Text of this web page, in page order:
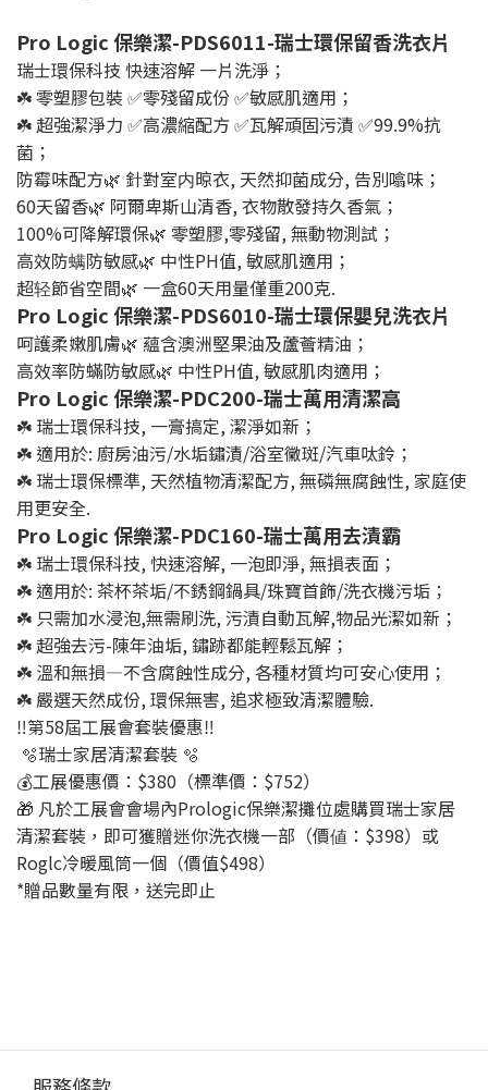
Pro Logic 保樂潔-PDS6011-瑞士環保留香洗衣片
瑞士環保科技 快速溶解 一片洗淨；
☘️ 零塑膠包裝 ✅零殘留成份 ✅敏感肌適用；
☘️ 超強潔淨力 ✅高濃縮配方 ✅瓦解頑固污漬 ✅99.9%抗
菌；
防霉味配方🌿 針對室内晾衣, 天然抑菌成分, 告別噏味；
60天留香🌿 阿爾卑斯山清香, 衣物散發持久香氣；
100%可降解環保🌿 零塑膠,零殘留, 無動物測試；
高效防螨防敏感🌿 中性PH值, 敏感肌適用；
超轻節省空間🌿 一盒60天用量僅重200克.
Pro Logic 保樂潔-PDS6010-瑞士環保嬰兒洗衣片
呵護柔嫩肌膚🌿 蘊含澳洲堅果油及蘆薈精油；
高效率防蟎防敏感🌿 中性PH值, 敏感肌肉適用；
Pro Logic 保樂潔-PDC200-瑞士萬用清潔高
☘️ 瑞士環保科技, 一膏搞定, 潔淨如新；
☘️ 適用於: 廚房油污/水垢鏽漬/浴室黴斑/汽車呔鈴；
☘️ 瑞士環保標準, 天然植物清潔配方, 無磷無腐蝕性, 家庭使
用更安全.
Pro Logic 保樂潔-PDC160-瑞士萬用去漬霸
☘️ 瑞士環保科技, 快速溶解, 一泡即淨, 無損表面；
☘️ 適用於: 茶杯茶垢/不銹鋼鍋具/珠寶首飾/洗衣機污垢；
☘️ 只需加水浸泡,無需刷洗, 污漬自動瓦解,物品光潔如新；
☘️ 超強去污-陳年油垢, 鏽跡都能輕鬆瓦解；
☘️ 溫和無損—不含腐蝕性成分, 各種材質均可安心使用；
☘️ 嚴選天然成份, 環保無害, 追求極致清潔體驗.
‼️第58屆工展會套裝優惠‼️
🫧瑞士家居清潔套裝 🫧
💰工展優惠價：$380（標準價：$752）
🎁 凡於工展會會場內Prologic保樂潔攤位處購買瑞士家居
清潔套裝，即可獲贈迷你洗衣機一部（價値：$398）或
Roglc冷暖風筒一個（價值$498）
*贈品數量有限，送完即止